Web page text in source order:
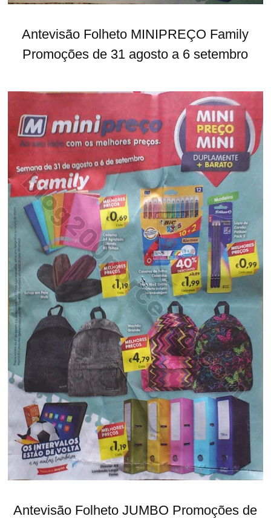
Antevisão Folheto MINIPREÇO Family
Promoções de 31 agosto a 6 setembro
Antevisão Folheto JUMBO Promoções de